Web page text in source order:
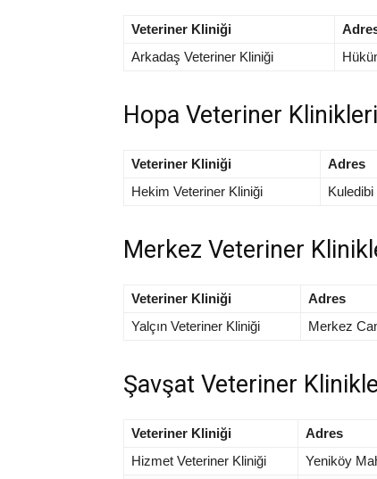
Veteriner Kliniği
Arkadaş Veteriner Kliniği
Hopa Veteriner
Veteriner Kliniği Adres
Hekim Veteriner Kliniği
Merkez Veteriner
Veteriner Kliniği Adres
Yalçın Veteriner Kliniği
Merkez
Şavşat Veteriner
Veteriner Kliniği Adres
Hizmet Veteriner Kliniği
Yeniköy